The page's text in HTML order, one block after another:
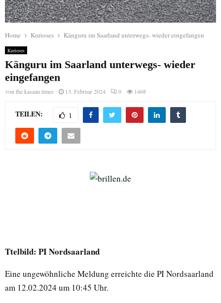
Home Kurioses Känguru im Saarland unterwegs- wieder eingefangen
Kurioses
Känguru im Saarland unterwegs- wieder
eingefangen
von the kasaan times 13. Februar 2024 0 1468
TEILEN: 1
Ttelbild: PI Nordsaarland
Eine ungewöhnliche Meldung erreichte die PI Nordsaarland
am 12.02.2024 um 10:45 Uhr.